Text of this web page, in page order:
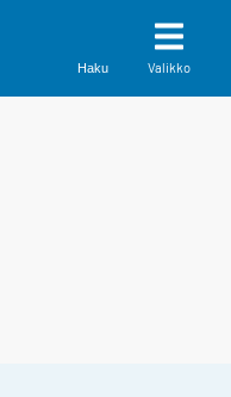
Haku Valikko